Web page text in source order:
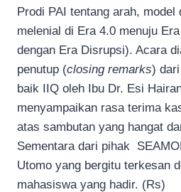
Prodi PAI tentang arah, model
melenial di Era 4.0 menuju
dengan Era Disrupsi). Acara
penutup (closing remarks)
baik IIQ oleh Ibu Dr. Esi
menyampaikan rasa terima
atas sambutan yang hangat
Sementara dari pihak
Utomo yang bergitu terkesan
mahasiswa yang hadir. (Rs)